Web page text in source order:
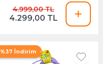
4.999,00 TL
4.299,00 TL
%37 İndirim